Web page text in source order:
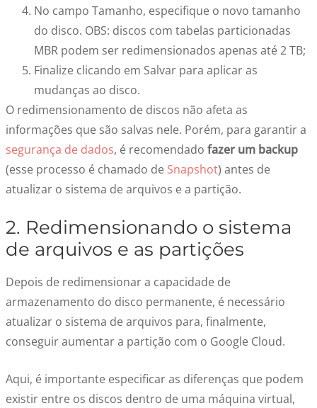
No campo Tamanho, especifique o novo tamanho
do disco. OBS: discos com tabelas particionadas
MBR podem ser redimensionados apenas até 2 TB;
Finalize clicando em Salvar para aplicar as
mudanças ao disco.
O redimensionamento de discos não afeta as
informações que são salvas nele. Porém, para garantir a
segurança de dados, é recomendado fazer um backup
(esse processo é chamado de Snapshot) antes de
atualizar o sistema de arquivos e a partição.
2. Redimensionando o sistema
de arquivos e as partições
Depois de redimensionar a capacidade de
armazenamento do disco permanente, é necessário
atualizar o sistema de arquivos para, finalmente,
conseguir aumentar a partição com o Google Cloud.
Aqui, é importante especificar as diferenças que podem
existir entre os discos dentro de uma máquina virtual,